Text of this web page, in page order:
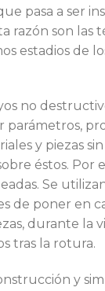
pasa a ser
razón son las
estadios de
no
parámetros,
y piezas
éstos. Por
Se
de poner en
durante la
tras la rotura.
y